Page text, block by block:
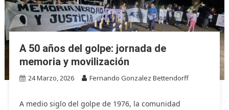
A 50 años del golpe: jornada de
memoria y movilización
24 Marzo, 2026 Fernando Gonzalez Bettendorff
A medio siglo del golpe de 1976, la comunidad